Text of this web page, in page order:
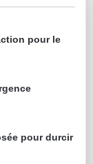
pour le
pour durcir